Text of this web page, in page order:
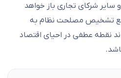
سایر شرکای تجاری باز خواهد
تشخیص مصلحت نظام به
نقطه عطفی در احیای اقتصاد